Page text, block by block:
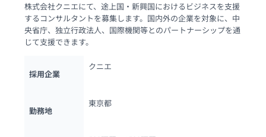
株式会社クニエにて、途上国・新興国におけるビジネスを支援
するコンサルタントを募集します。国内外の企業を対象に、中
央省庁、独立行政法人、国際機関等とのパートナーシップを通
じて支援できます。
採用企業
クニエ
勤務地
東京都